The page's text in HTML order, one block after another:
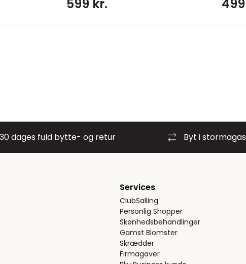
599 kr.
30 dages fuld bytte- og retur Byt i
Services
ClubSalling
Personlig Shopper
Skønhedsbehandlinger
Gamst Blomster
Skrædder
Firmagaver